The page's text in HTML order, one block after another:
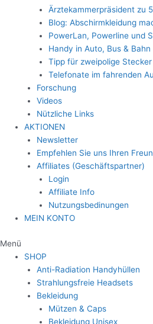
Ärztekammerpräsident zu
Blog: Abschirmkleidung
PowerLan, Powerline und
Handy in Auto, Bus & Bahn
Tipp für zweipolige Stecker
Telefonate im fahrenden
Forschung
Videos
Nützliche Links
AKTIONEN
Newsletter
Empfehlen Sie uns Ihren
Affiliates (Geschäftspartner)
Login
Affiliate Info
Nutzungsbedinungen
MEIN KONTO
Menü
SHOP
Anti-Radiation Handyhüllen
Strahlungsfreie Headsets
Bekleidung
Mützen & Caps
Bekleidung Unisex